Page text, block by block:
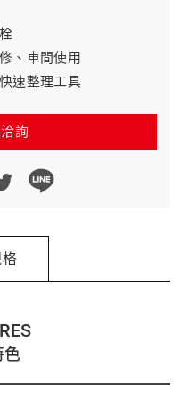
、車間使用
速整理工具
詢
色